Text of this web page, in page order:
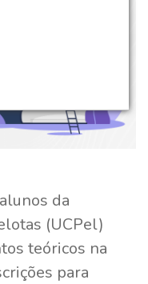
da
(UCPel)
teóricos na
para